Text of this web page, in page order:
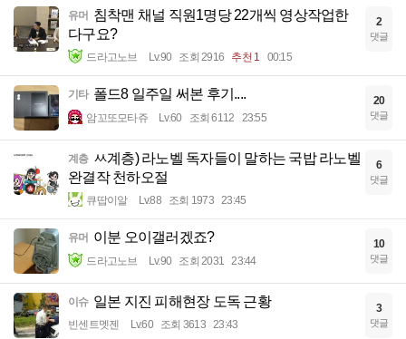
유머 침착맨 채널 직원1명당 22개씩 영상작업한
다구요?
드라고노브 Lv.90 조회 2916 추천 1 00:15
2
댓글
기타 폴드8 일주일 써본 후기....
암꼬또모타쥬 Lv.60 조회 6112 23:55
20
댓글
계층 ㅆ계층) 라노벨 독자들이 말하는 국밥 라노벨
완결작 천하오절
큐땁이알 Lv.88 조회 1973 23:45
6
댓글
유머 이분 오이갤러겠죠?
드라고노브 Lv.90 조회 2031 23:44
10
댓글
이슈 일본 지진 피해현장 도독 근황
빈센트멧젠 Lv.60 조회 3613 23:43
3
댓글